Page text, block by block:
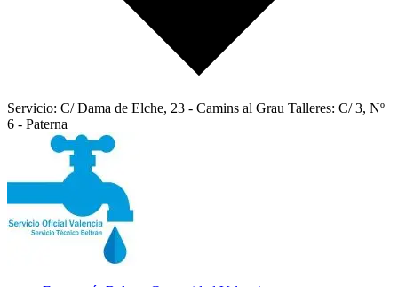
Servicio: C/ Dama de Elche, 23 - Camins al Grau Talleres: C/ 3, Nº
6 - Paterna